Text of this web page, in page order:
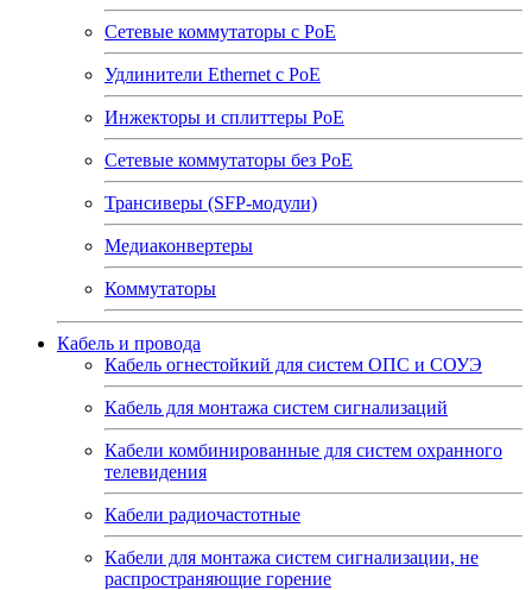
Сетевые коммутаторы с РоЕ
Удлинители Ethernet с PoE
Инжекторы и сплиттеры РоЕ
Сетевые коммутаторы без РоЕ
Трансиверы (SFP-модули)
Медиаконвертеры
Коммутаторы
Кабель и провода
Кабель огнестойкий для систем ОПС и СОУЭ
Кабель для монтажа систем сигнализаций
Кабели комбинированные для систем охранного
телевидения
Кабели радиочастотные
Кабели для монтажа систем сигнализации, не
распространяющие горение